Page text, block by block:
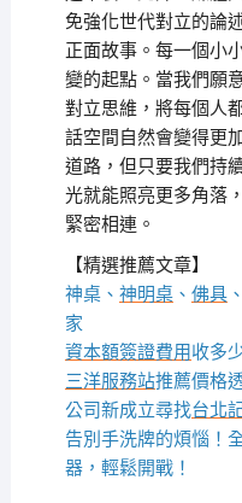
免強化世代對立的論
正面故事。每一個小
變的起點。當我們願
對立思維，將每個人
話空間自然會變得更
道路，但只要我們持
光就能照亮更多角落
緊密相連。
【精選推薦文章】
神桌、 神明桌、 佛具
家
資本額簽證費用收多
三洋服務站推薦價格
公司新成立尋找台北
告別手洗牌的煩惱！
器，輕鬆開戰！